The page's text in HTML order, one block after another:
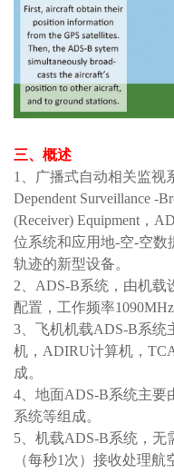
三、 概述
1、
广播式自动相关监视
Dependent Surveillance -
(Receiver) Equipment ，
位系统和应用地-空-空数
轨迹的新型设备。
2、ADS-B系统，由机载
配置，工作频率1090MHz
3、飞机机载ADS-B系统
机 ， ADIRU计算机 ，
成。
4、地面ADS-B系统主要
系统等组成。
5、机载ADS-B系统， 无
（每秒1 次） 接收处理航